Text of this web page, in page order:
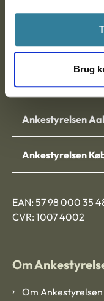
Brug
Nytorv 7, 2. sal
9000 Aalborg
Ankestyrelsen
Ankestyrelsen
EAN: 57 98 000 35
CVR: 1007 4002
Om
Om Ankestyrelsen